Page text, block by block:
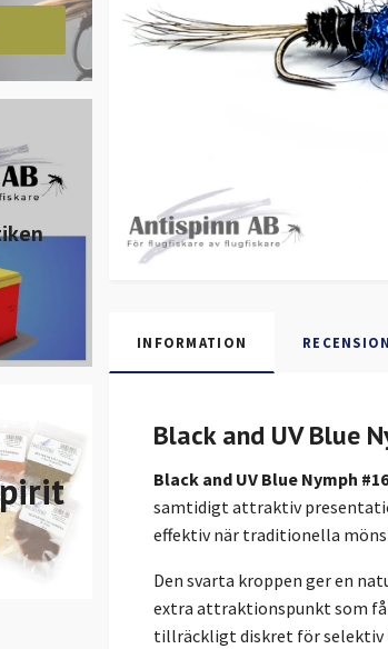
INFORMATION
Black and UV Blue
Black and UV Blue Nymph #16
samtidigt attraktiv
effektiv när traditionella
Den svarta kroppen ger en
extra attraktionspunkt som
tillräckligt diskret för selektiv